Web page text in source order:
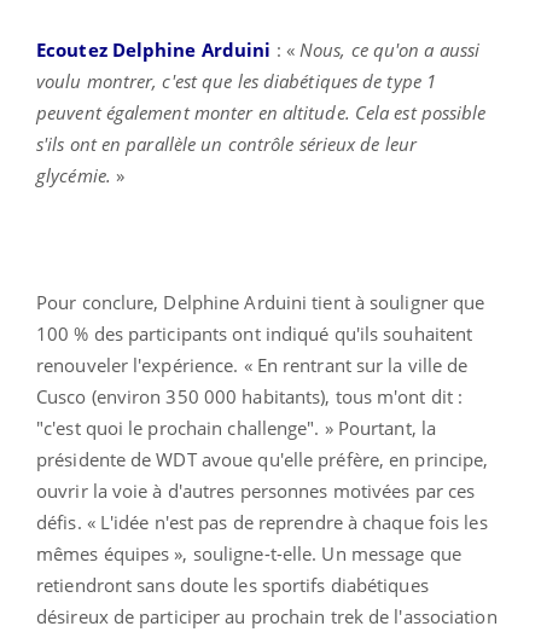
Ecoutez Delphine Arduini : « Nous, ce qu'on a aussi
voulu montrer, c'est que les diabétiques de type 1
peuvent également monter en altitude. Cela est possible
s'ils ont en parallèle un contrôle sérieux de leur
glycémie. »
Pour conclure, Delphine Arduini tient à souligner que
100 % des participants ont indiqué qu'ils souhaitent
renouveler l'expérience. « En rentrant sur la ville de
Cusco (environ 350 000 habitants), tous m'ont dit :
"c'est quoi le prochain challenge". » Pourtant, la
présidente de WDT avoue qu'elle préfère, en principe,
ouvrir la voie à d'autres personnes motivées par ces
défis. « L'idée n'est pas de reprendre à chaque fois les
mêmes équipes », souligne-t-elle. Un message que
retiendront sans doute les sportifs diabétiques
désireux de participer au prochain trek de l'association